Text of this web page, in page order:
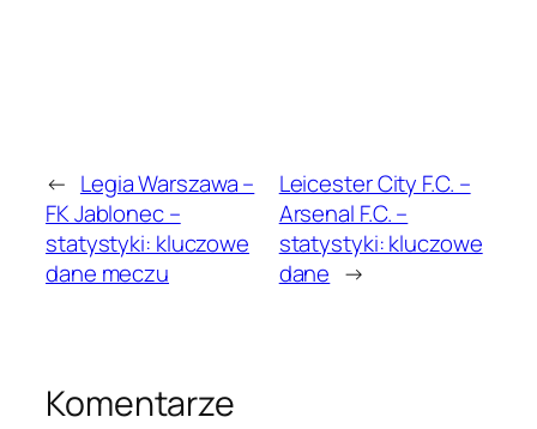
← Legia Warszawa –
FK Jablonec –
statystyki: kluczowe
dane meczu
Leicester City F.C. –
Arsenal F.C. –
statystyki: kluczowe
dane →
Komentarze